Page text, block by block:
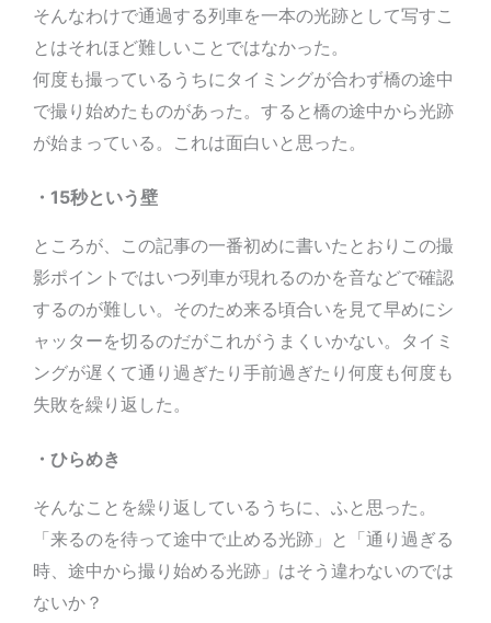
そんなわけで通過する列車を一本の光跡として写すこ
とはそれほど難しいことではなかった。
何度も撮っているうちにタイミングが合わず橋の途中
で撮り始めたものがあった。すると橋の途中から光跡
が始まっている。これは面白いと思った。
・15秒という壁
ところが、この記事の一番初めに書いたとおりこの撮
影ポイントではいつ列車が現れるのかを音などで確認
するのが難しい。そのため来る頃合いを見て早めにシ
ャッターを切るのだがこれがうまくいかない。タイミ
ングが遅くて通り過ぎたり手前過ぎたり何度も何度も
失敗を繰り返した。
・ひらめき
そんなことを繰り返しているうちに、ふと思った。
「来るのを待って途中で止める光跡」と「通り過ぎる
時、途中から撮り始める光跡」はそう違わないのでは
ないか？